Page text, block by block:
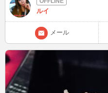
\└('ω')┘//／／ 今週は金曜日と多
待ちを(*´∇`)ﾉ💞
ルイ
メール